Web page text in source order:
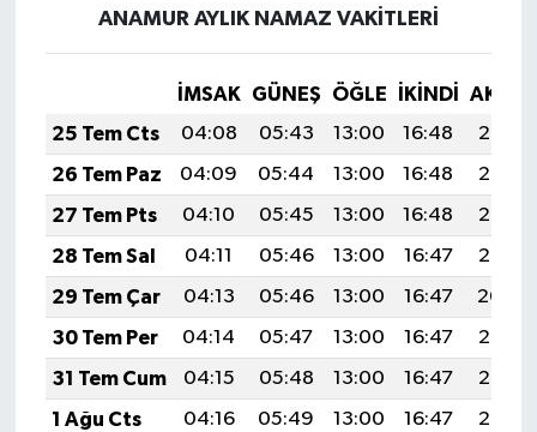
ANAMUR AYLIK NAMAZ VAKITLERI
İMSAK GÜNEŞ ÖĞLE İKINDI
25 Tem Cts
04:08 05:43 13:00 16:48
20:07
26 Tem Paz
04:09 05:44 13:00 16:48
20:07
27 Tem Pts
04:10 05:45 13:00 16:48
20:06
28 Tem Sal
04:11 05:46 13:00 16:47
20:05
29 Tem Çar
04:13 05:46 13:00 16:47
20:04
30 Tem Per
04:14 05:47 13:00 16:47
20:03
31 Tem Cum
04:15 05:48 13:00 16:47
20:02
1 Ağu Cts
04:16 05:49 13:00 16:47
20:02